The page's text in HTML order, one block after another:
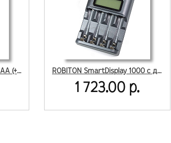
ROBITON Smart S500-4MHAA (+4xAA 2500mah) AA-AAA BL1 ROBITON SmartDisplay 1000 с дисплеем AA-AAA
1 723.00 р.